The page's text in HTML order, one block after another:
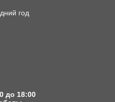
год
до 18:00